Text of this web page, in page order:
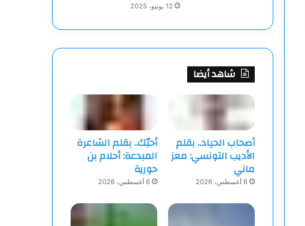
12 يونيو، 2025
شاهد أيضا
أصحاب الحياد.. بقلم
الأديب التونسي: معز
ماني
6 أغسطس، 2026
أحبّك.. بقلم الشاعرة
المبدعة: أحلام بن
حورية
6 أغسطس، 2026